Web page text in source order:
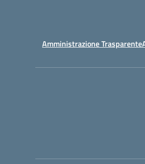
Amministrazione Trasparente